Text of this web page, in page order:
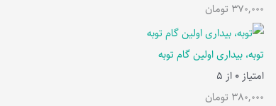
370,000 تومان
توبه، بیداری اولین گام توبه
امتیاز 0 از 5
380,000 تومان